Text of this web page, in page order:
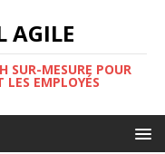
AGILE
SUR-MESURE POUR
LES EMPLOYÉS